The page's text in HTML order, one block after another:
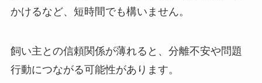
かけるなど、短時間でも構いません。
飼い主との信頼関係が薄れると、分離不安や問題
行動につながる可能性があります。